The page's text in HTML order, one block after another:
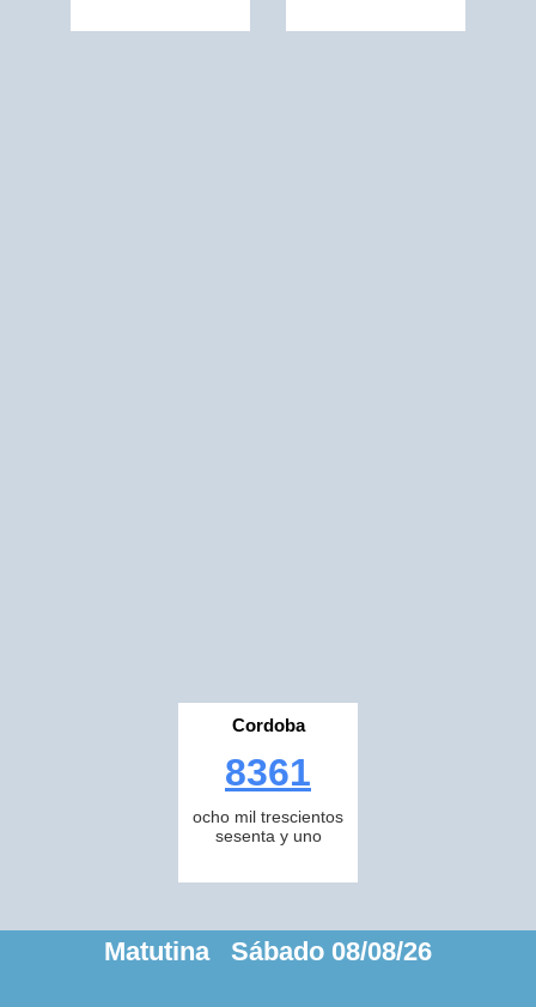
Cordoba
8361
ocho mil trescientos
sesenta y uno
Matutina Sábado 08/08/26